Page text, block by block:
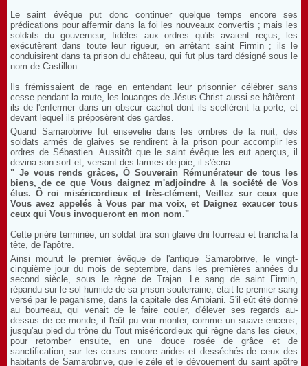
Le saint évêque put donc continuer quelque temps encore ses
prédications pour affermir dans la foi les nouveaux convertis ; mais les
soldats du gouverneur, fidèles aux ordres qu'ils avaient reçus, les
exécutèrent dans toute leur rigueur, en arrêtant saint Firmin ; ils le
conduisirent dans ta prison du château, qui fut plus tard désigné sous le
nom de Castillon.
Ils frémissaient de rage en entendant leur prisonnier célébrer sans
cesse pendant la route, les louanges de Jésus-Christ aussi se hâtèrent-
ils de l'enfermer dans un obscur cachot dont ils scellèrent la porte, et
devant lequel ils préposèrent des gardes.
Quand Samarobrive fut ensevelie dans les ombres de la nuit, des
soldats armés de glaives se rendirent à la prison pour accomplir les
ordres de Sébastien. Aussitôt que le saint évêque les eut aperçus, il
devina son sort et, versant des larmes de joie, il s'écria :
" Je vous rends grâces, Ô Souverain Rémunérateur de tous les
biens, de ce que Vous daignez m'adjoindre à la société de Vos
élus. Ô roi miséricordieux et très-clément, Veillez sur ceux que
Vous avez appelés à Vous par ma voix, et Daignez exaucer tous
ceux qui Vous invoqueront en mon nom."
Cette prière terminée, un soldat tira son glaive dni fourreau et trancha la
tête, de l'apôtre.
Ainsi mourut le premier évêque de l'antique Samarobrive, le vingt-
cinquième jour du mois de septembre, dans les premières années du
second siècle, sous le règne de Trajan. Le sang de saint Firmin,
répandu sur le sol humide de sa prison souterraine, était le premier sang
versé par le paganisme, dans la capitale des Ambiani. S'il eût été donné
au bourreau, qui venait de le faire couler, d'élever ses regards au-
dessus de ce monde, il l'eût pu voir monter, comme un suave encens,
jusqu'au pied du trône du Tout miséricordieux qui règne dans les cieux,
pour retomber ensuite, en une douce rosée de grâce et de
sanctification, sur les cœurs encore arides et desséchés de ceux des
habitants de Samarobrive, que le zèle et le dévouement du saint apôtre